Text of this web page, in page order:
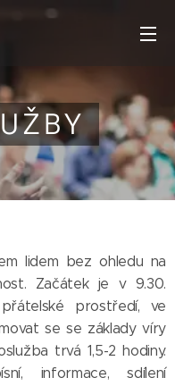
lidem bez ohledu na
Začátek je v 9.30.
prostředí, ve
se se základy víry
trvá 1,5-2 hodiny.
informace, sdílení